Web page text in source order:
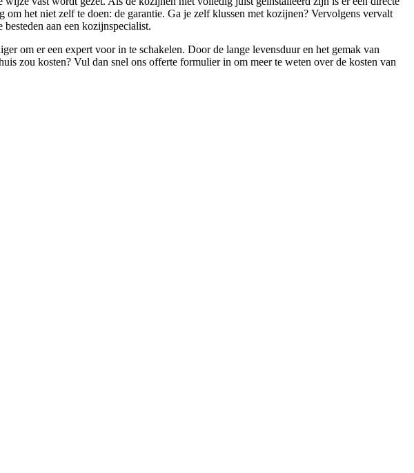
het niet zelf te doen: de garantie. Ga je zelf klussen met kozijnen? Vervolgens vervalt
aan een kozijnspecialist.
om er een expert voor in te schakelen. Door de lange levensduur en het gemak van
zou kosten? Vul dan snel ons offerte formulier in om meer te weten over de kosten van